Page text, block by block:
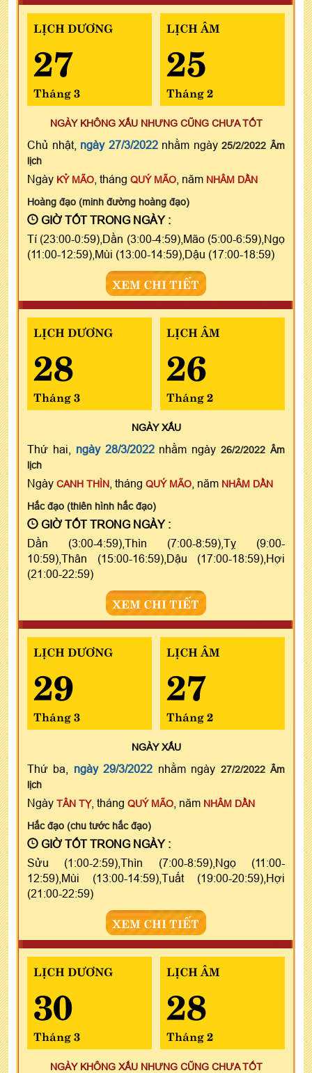
LỊCH DƯƠNG
27
Tháng 3
LỊCH ÂM
25
Tháng 2
NGÀY KHÔNG XẤU NHƯNG CŨNG CHƯA TỐT
Chủ nhật, ngày 27/3/2022nhằm ngày25/2/2022 Âm
lịch
Ngày KỶ MÃO , tháng QUÝ MÃO , năm NHÂM DẦN
Hoàng đạo (minh đường hoàng đạo)
GIỜ TỐT TRONG NGÀY :
Tí (23:00-0:59),Dần (3:00-4:59),Mão (5:00-6:59),Ngọ
(11:00-12:59),Mùi (13:00-14:59),Dậu (17:00-18:59)
XEM CHI TIẾT
LỊCH DƯƠNG
28
Tháng 3
LỊCH ÂM
26
Tháng 2
NGÀYXẤU
Thứ hai, ngày 28/3/2022nhằm ngày26/2/2022 Âm
lịch
Ngày CANH THÌN , tháng QUÝ MÃO , năm NHÂM DẦN
Hắc đạo (thiên hình hắc đạo)
GIỜ TỐT TRONG NGÀY :
Dần (3:00-4:59),Thìn (7:00-8:59),Tỵ (9:00-
10:59),Thân (15:00-16:59),Dậu (17:00-18:59),Hợi
(21:00-22:59)
XEM CHI TIẾT
LỊCH DƯƠNG
29
Tháng 3
LỊCH ÂM
27
Tháng 2
NGÀYXẤU
Thứ ba, ngày 29/3/2022 nhằm ngày 27/2/2022 Âm
lịch
Ngày TÂN TỴ, tháng QUÝ MÃO , năm NHÂM DẦN
Hắc đạo (chu tước hắc đạo)
GIỜ TỐT TRONG NGÀY :
Sửu (1:00-2:59),Thìn (7:00-8:59),Ngọ (11:00-
12:59),Mùi (13:00-14:59),Tuất (19:00-20:59),Hợi
(21:00-22:59)
XEM CHI TIẾT
LỊCH DƯƠNG
30
Tháng 3
LỊCH ÂM
28
Tháng 2
NGÀY KHÔNG XẤU NHƯNG CŨNG CHƯA TỐT